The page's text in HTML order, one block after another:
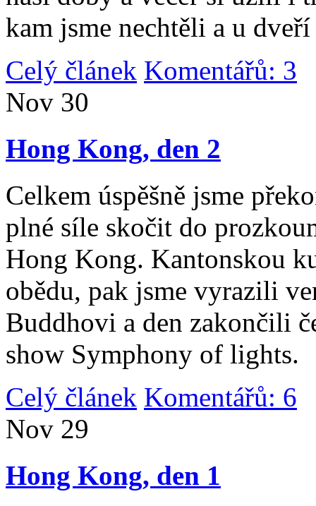
kam jsme nechtěli a u
Celý článek Komentářů: 3
Nov 30
Hong Kong, den 2
Celkem úspěšně jsme
plné síle skočit do
Hong Kong. Kantonskou
obědu, pak jsme vyrazili
Buddhovi a den zakončili
show Symphony of lights.
Celý článek Komentářů: 6
Nov 29
Hong Kong, den 1